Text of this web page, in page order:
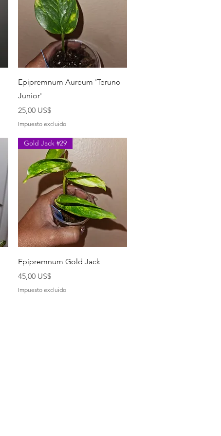
Vista rápida
Epipremnum Aureum 'Teruno
Junior'
Precio
25,00 US$
Impuesto excluido
Vista rápida
Gold Jack #29
Epipremnum Gold Jack
Precio
45,00 US$
Impuesto excluido